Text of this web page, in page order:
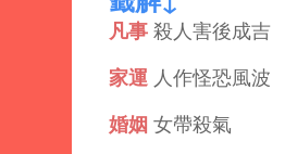
凡事 殺人害後成吉
家運 人作怪恐風波
婚姻 女帶殺氣